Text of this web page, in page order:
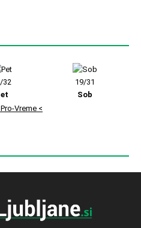
32
19/31
Sob
Vreme <